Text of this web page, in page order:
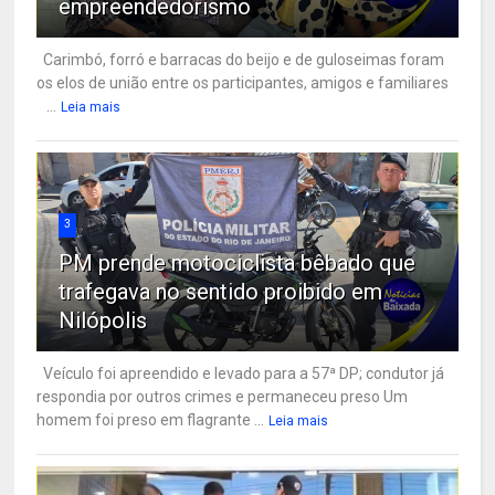
empreendedorismo
Carimbó, forró e barracas do beijo e de guloseimas foram
os elos de união entre os participantes, amigos e familiares
Leia mais
3
PM prende motociclista bêbado que
trafegava no sentido proibido em
Nilópolis
Veículo foi apreendido e levado para a 57ª DP; condutor já
respondia por outros crimes e permaneceu preso Um
homem foi preso em flagrante ...
Leia mais